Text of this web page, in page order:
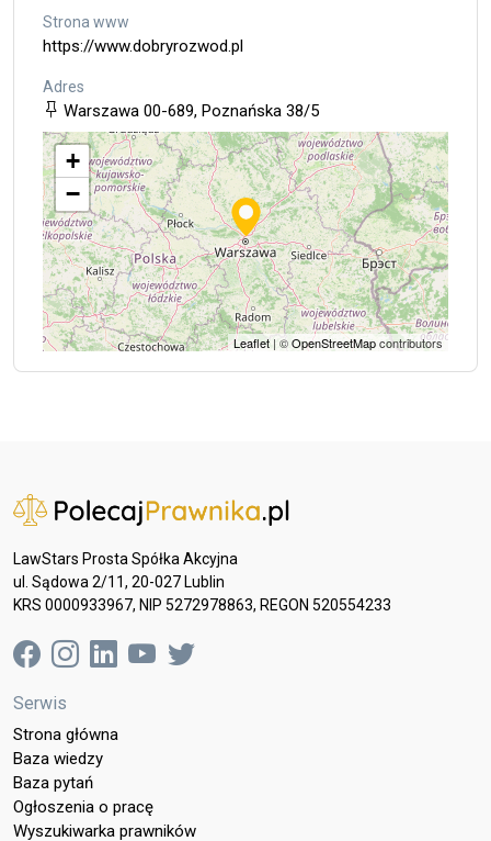
Strona www
https://www.dobryrozwod.pl
Adres
Warszawa 00-689, Poznańska 38/5
+
−
Leaflet | ©OpenStreetMapcontributors
LawStars Prosta Spółka Akcyjna
ul. Sądowa 2/11, 20-027 Lublin
KRS 0000933967, NIP 5272978863, REGON 520554233
Serwis
Strona główna
Baza wiedzy
Baza pytań
Ogłoszenia o pracę
Wyszukiwarka prawników